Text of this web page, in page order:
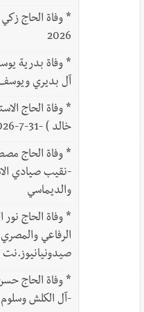
*
2026
*
آل بديري
* وفاة الحاج
خالد ) -31-7-2026
*
-نقيب صيادي
والديماسي
*
الرفاعي
*
-آل الكلش